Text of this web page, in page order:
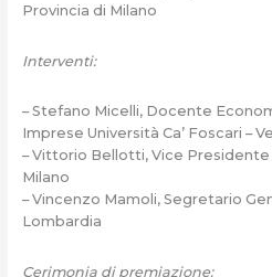
Provincia di Milano
Interventi:
– Stefano Micelli, Docente
Imprese Università Ca’ Foscari –
– Vittorio Bellotti, Vice
Milano
– Vincenzo Mamoli, Segretario
Lombardia
Cerimonia di premiazione: